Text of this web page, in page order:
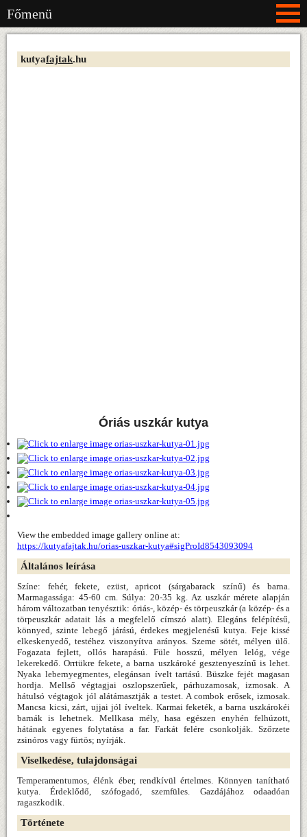
Főmenü
kutyafajtak.hu
Óriás uszkár kutya
View the embedded image gallery online at:
https://kutyafajtak.hu/orias-uszkar-kutya#sigProId8543093094
Általános leírása
Színe: fehér, fekete, ezüst, apricot (sárgabarack színű) és barna.
Marmagassága: 45-60 cm. Súlya: 20-35 kg. Az uszkár mérete alapján
három változatban tenyésztik: óriás-, közép- és törpeuszkár (a közép- és a
törpeuszkár adatait lás a megfelelő címszó alatt). Elegáns felépítésű,
könnyed, szinte lebegő járású, érdekes megjelenésű kutya. Feje kissé
elkeskenyedő, testéhez viszonyítva arányos. Szeme sötét, mélyen ülő.
Fogazata fejlett, ollós harapású. Füle hosszú, mélyen lelóg, vége
lekerekedő. Orrtükre fekete, a barna uszkároké gesztenyeszínű is lehet.
Nyaka lebernyegmentes, elegánsan ívelt tartású. Büszke fejét magasan
hordja. Mellső végtagjai oszlopszerűek, párhuzamosak, izmosak. A
hátulsó végtagok jól alátámasztják a testet. A combok erősek, izmosak.
Mancsa kicsi, zárt, ujjai jól íveltek. Karmai feketék, a barna uszkárokéi
barnák is lehetnek. Mellkasa mély, hasa egészen enyhén felhúzott,
hátának egyenes folytatása a far. Farkát felére csonkolják. Szőrzete
zsinóros vagy fürtös; nyírják.
Viselkedése, tulajdonságai
Temperamentumos, élénk éber, rendkívül értelmes. Könnyen tanítható
kutya. Érdeklődő, szófogadó, szemfüles. Gazdájához odaadóan
ragaszkodik.
Története